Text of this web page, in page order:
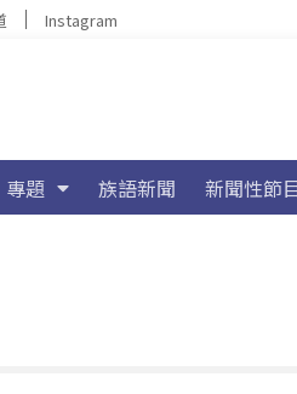
Instagram
專題 族語新聞 新聞性節